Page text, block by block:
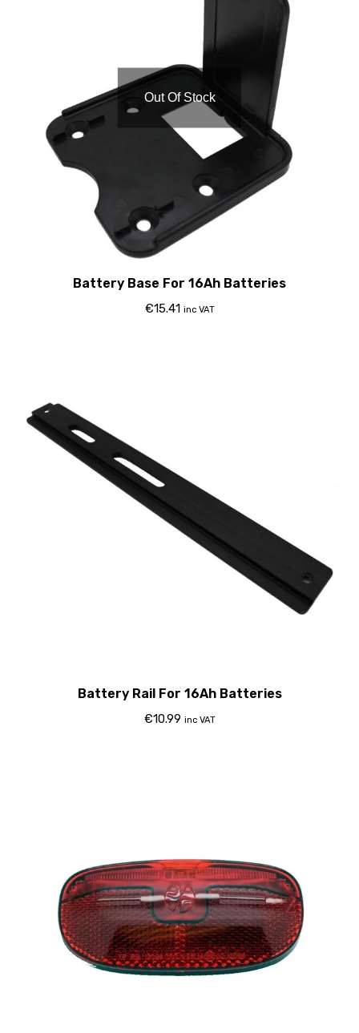
Out Of Stock
Battery Base For 16Ah Batteries
€15.41 inc VAT
Battery Rail For 16Ah Batteries
€10.99 inc VAT